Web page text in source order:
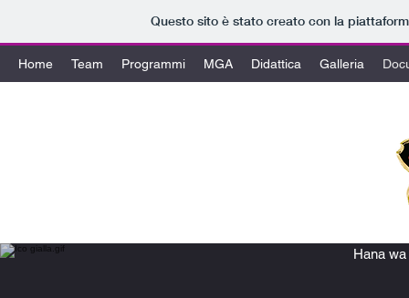
Questo sito è stato creato con la
Home Team Programmi MGA Didattica Galleria
Hana